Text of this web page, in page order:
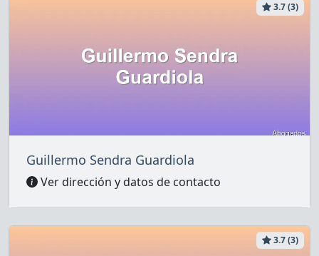
3.7 (3)
Guillermo Sendra Guardiola
Ver dirección y datos de contacto
3.7 (3)